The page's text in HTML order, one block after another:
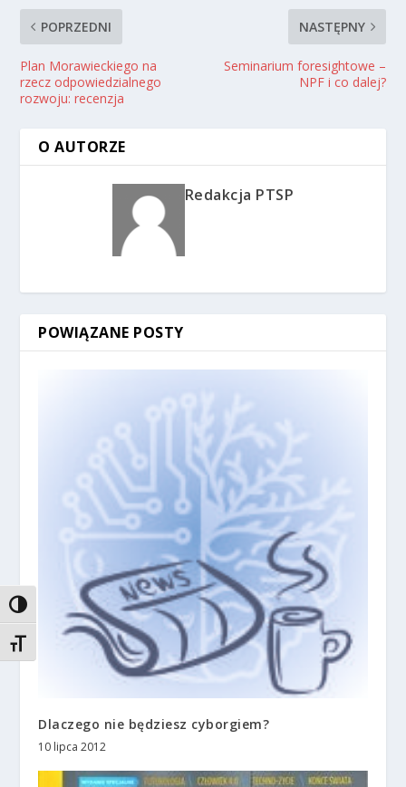
TOGGLE HIGH CONTRAST
TOGGLE FONT SIZE
POPRZEDNI
Plan Morawieckiego na
rzecz odpowiedzialnego
rozwoju: recenzja
NASTĘPNY
Seminarium foresightowe –
NPF i co dalej?
O AUTORZE
Redakcja PTSP
POWIĄZANE POSTY
Dlaczego nie będziesz cyborgiem?
10 lipca 2012